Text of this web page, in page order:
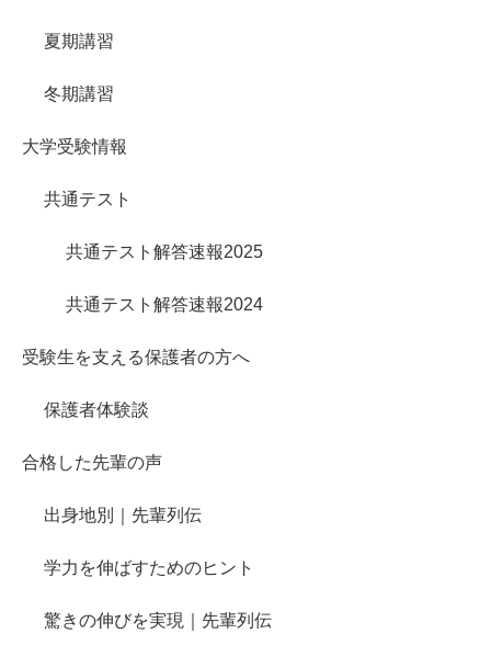
夏期講習
冬期講習
大学受験情報
共通テスト
共通テスト解答速報2025
共通テスト解答速報2024
受験生を支える保護者の方へ
保護者体験談
合格した先輩の声
出身地別｜先輩列伝
学力を伸ばすためのヒント
驚きの伸びを実現｜先輩列伝